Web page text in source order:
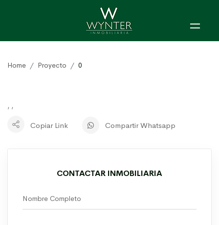
Home Proyecto 0
, ,
Copiar Link Compartir Whatsapp
CONTACTAR INMOBILIARIA